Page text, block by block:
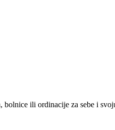
ili ordinacije za sebe i